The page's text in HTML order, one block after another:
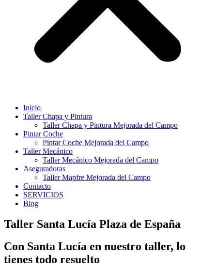
Inicio
Taller Chapa y Pintura
Taller Chapa y Pintura Mejorada del Campo
Pintar Coche
Pintar Coche Mejorada del Campo
Taller Mecánico
Taller Mecánico Mejorada del Campo
Aseguradoras
Taller Mapfre Mejorada del Campo
Contacto
SERVICIOS
Blog
Taller Santa Lucía Plaza de España
Con Santa Lucía en nuestro taller, lo
tienes todo resuelto